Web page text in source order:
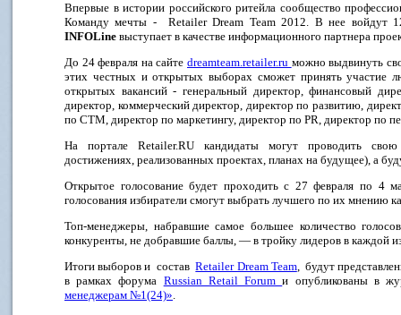
Впервые в истории российского ритейла сообщество
Команду мечты - Retailer Dream Team 2012. В нее войдут
INFOLine выступает в качестве информационного партнера
До 24 февраля на сайте dreamteam.retailer.ru можно выдвинуть
этих честных и открытых выборах сможет принять участие
открытых вакансий - генеральный директор, финансовый
директор, коммерческий директор, директор по развитию,
по СТМ, директор по маркетингу, директор по PR, директор по
На портале Retailer.RU кандидаты могут проводить
достижениях, реализованных проектах, планах на будущее), а
Открытое голосование будет проходить с 27 февраля по 4
голосования избиратели смогут выбрать лучшего по их мнению
Топ-менеджеры, набравшие самое большее количество
конкуренты, не добравшие баллы, — в тройку лидеров в каждой
Итоги выборов и составRetailer Dream Team, будут
в рамках форума Russian Retail Forumи опубликованы в
менеджерам №1(24)».